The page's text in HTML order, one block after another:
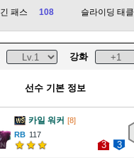
긴 패스
108
슬라이딩 태클
강화
선수 기본 정보
카일 워커 [8]
117
3 3